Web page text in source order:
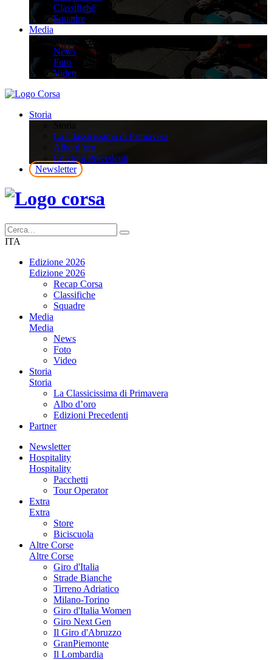
Classifiche
Squadre
Media
Media
News
Foto
Video
Storia
La Classicissima di Primavera
Albo d’oro
Edizioni Precedenti
Newsletter
ITA
Edizione 2026
Edizione 2026
Recap Corsa
Classifiche
Squadre
Media
Media
News
Foto
Video
Storia
Storia
La Classicissima di Primavera
Albo d’oro
Edizioni Precedenti
Partner
Newsletter
Hospitality
Hospitality
Pacchetti
Tour Operator
Extra
Extra
Store
Biciscuola
Altre Corse
Altre Corse
Giro d'Italia
Strade Bianche
Tirreno Adriatico
Milano-Torino
Giro d'Italia Women
Giro Next Gen
Il Giro d'Abruzzo
GranPiemonte
Il Lombardia